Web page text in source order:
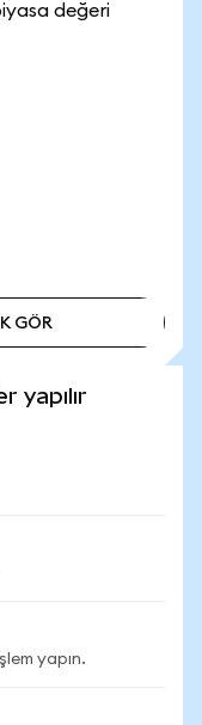
değeri
GÖR
yapılır
yapın.